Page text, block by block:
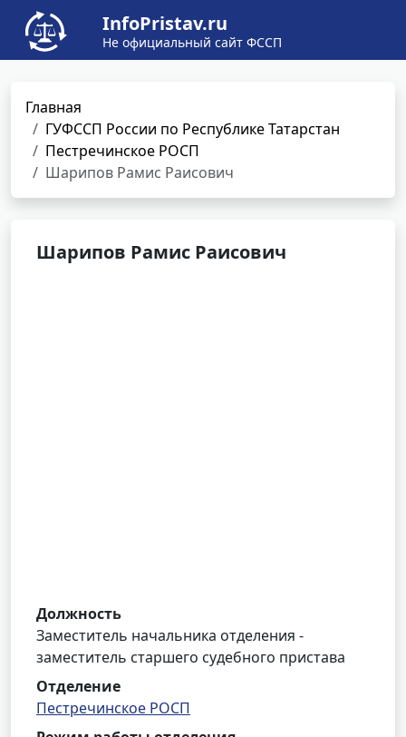
InfoPristav.ru
Не официальный сайт ФССП
Главная
ГУФССП России по Республике Татарстан
Пестречинское РОСП
Шарипов Рамис Раисович
Шарипов Рамис Раисович
Должность
Заместитель начальника отделения -
заместитель старшего судебного пристава
Отделение
Пестречинское РОСП